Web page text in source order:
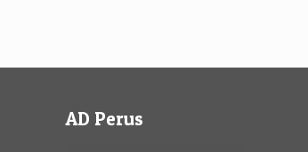
AD Perus